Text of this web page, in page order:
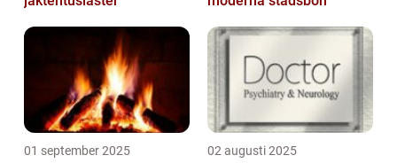
01 september 2025 02 augusti 2025